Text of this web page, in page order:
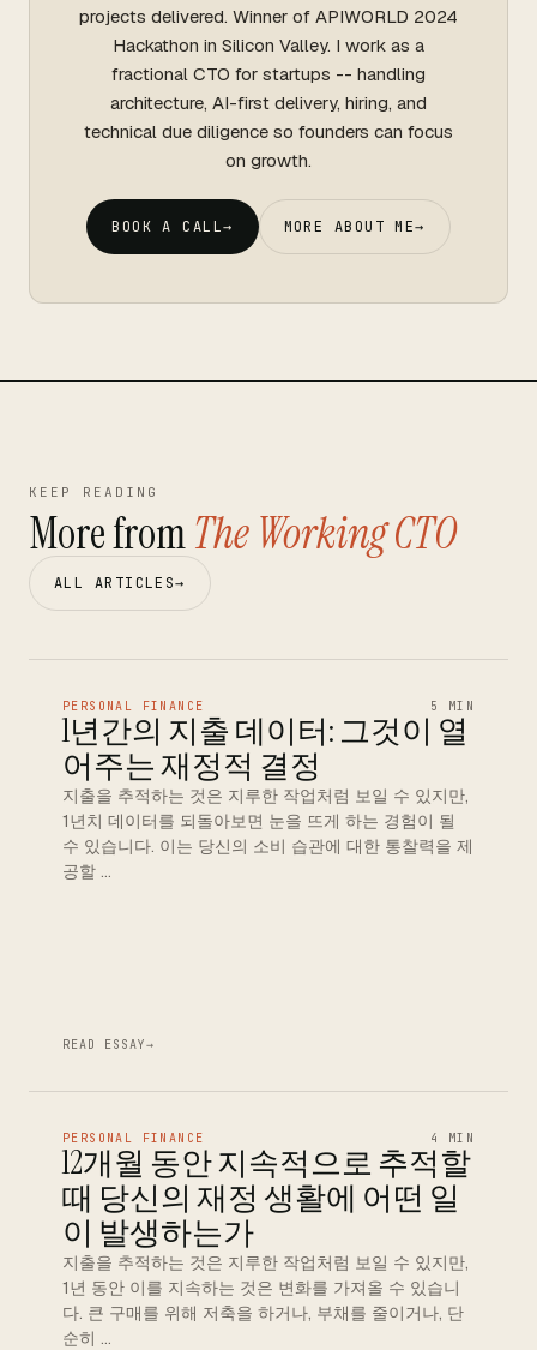
projects delivered. Winner of APIWORLD 2024
Hackathon in Silicon Valley. I work as a
fractional CTO for startups -- handling
architecture, AI-first delivery, hiring, and
technical due diligence so founders can focus
on growth.
BOOK A CALL→ MORE ABOUT ME→
KEEP READING
More fromThe Working CTO
ALL ARTICLES→
PERSONAL FINANCE 5 MIN
1년간의 지출 데이터: 그것이 열
어주는 재정적 결정
지출을 추적하는 것은 지루한 작업처럼 보일 수 있지만,
1년치 데이터를 되돌아보면 눈을 뜨게 하는 경험이 될
수 있습니다. 이는 당신의 소비 습관에 대한 통찰력을 제
공할 …
READ ESSAY→
PERSONAL FINANCE 4 MIN
12개월 동안 지속적으로 추적할
때 당신의 재정 생활에 어떤 일
이 발생하는가
지출을 추적하는 것은 지루한 작업처럼 보일 수 있지만,
1년 동안 이를 지속하는 것은 변화를 가져올 수 있습니
다. 큰 구매를 위해 저축을 하거나, 부채를 줄이거나, 단
순히 …